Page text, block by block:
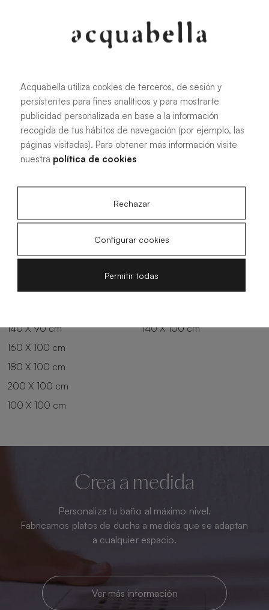
Todas las medidas
100 X 70 cm
100 X 90 cm
140 X 90 cm
180 X 90 cm
200 X 90 cm
140 X 100 cm
160 X 100 cm
180 X 100 cm
200 X 100 cm
100 X 100 cm
Crea a medida
Personaliza tu baño al máximo nivel.
Fabricamos platos de ducha a medida que se adaptan
a cualquier espacio.
Ver más información
Acquabella utiliza cookies de terceros, de sesión y
persistentes para fines analíticos y para mostrarte
publicidad personalizada en base a la información
recogida de tus hábitos de navegación (por ejemplo, las
páginas visitadas). Para obtener más información visite
nuestra política de cookies
Rechazar
Configurar cookies
Permitir todas